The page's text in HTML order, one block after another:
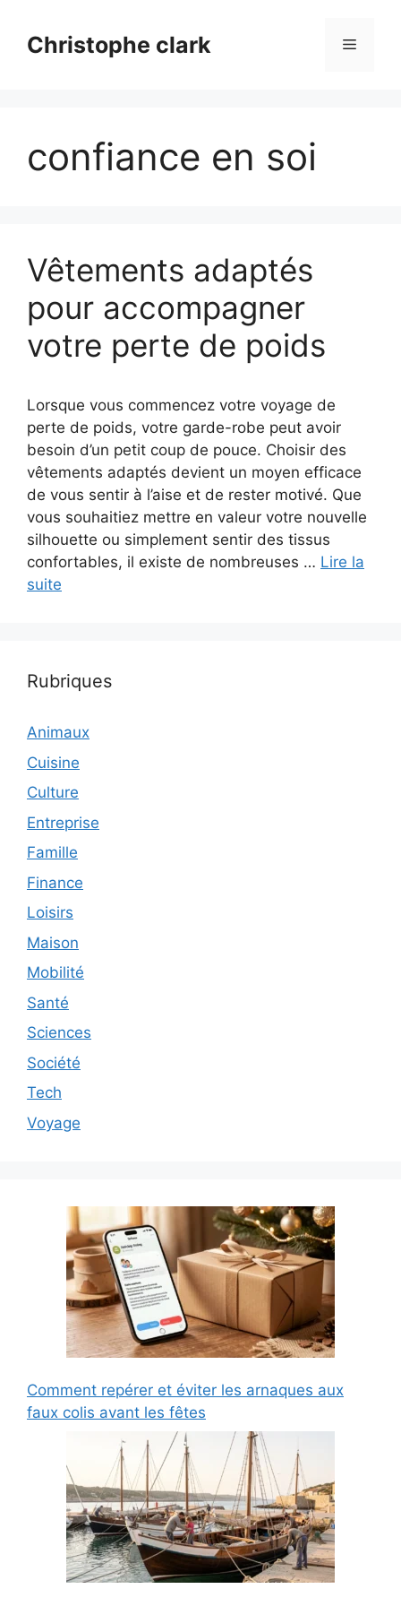
contenuChristophe clark Menu
confiance en soi
Vêtements adaptés
pour accompagner
votre perte de poids
Lorsque vous commencez votre voyage de
perte de poids, votre garde-robe peut avoir
besoin d’un petit coup de pouce. Choisir des
vêtements adaptés devient un moyen efficace
de vous sentir à l’aise et de rester motivé. Que
vous souhaitiez mettre en valeur votre nouvelle
silhouette ou simplement sentir des tissus
confortables, il existe de nombreuses … Lire la
suite
Rubriques
Animaux
Cuisine
Culture
Entreprise
Famille
Finance
Loisirs
Maison
Mobilité
Santé
Sciences
Société
Tech
Voyage
Comment repérer et éviter les arnaques aux
faux colis avant les fêtes